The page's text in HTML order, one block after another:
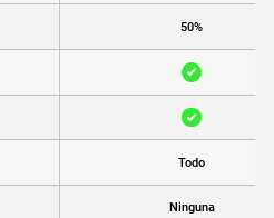
50%
Todo
Ninguna